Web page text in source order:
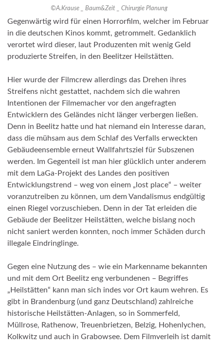
©A.Krause _ Baum&Zeit _ Chirurgie Planung
Gegenwärtig wird für einen Horrorfilm, welcher im Februar
in die deutschen Kinos kommt, getrommelt. Gedanklich
verortet wird dieser, laut Produzenten mit wenig Geld
produzierte Streifen, in den Beelitzer Heilstätten.
Hier wurde der Filmcrew allerdings das Drehen ihres
Streifens nicht gestattet, nachdem sich die wahren
Intentionen der Filmemacher vor den angefragten
Entwicklern des Geländes nicht länger verbergen ließen.
Denn in Beelitz hatte und hat niemand ein Interesse daran,
dass die mühsam aus dem Schlaf des Verfalls erweckten
Gebäudeensemble erneut Wallfahrtsziel für Subszenen
werden. Im Gegenteil ist man hier glücklich unter anderem
mit dem LaGa-Projekt des Landes den positiven
Entwicklungstrend – weg von einem „lost place“ – weiter
voranzutreiben zu können, um dem Vandalismus endgültig
einen Riegel vorzuschieben. Denn in der Tat erleiden die
Gebäude der Beelitzer Heilstätten, welche bislang noch
nicht saniert werden konnten, noch immer Schäden durch
illegale Eindringlinge.
Gegen eine Nutzung des – wie ein Markenname bekannten
und mit dem Ort Beelitz eng verbundenen – Begriffes
„Heilstätten“ kann man sich indes vor Ort kaum wehren. Es
gibt in Brandenburg (und ganz Deutschland) zahlreiche
historische Heilstätten-Anlagen, so in Sommerfeld,
Müllrose, Rathenow, Treuenbrietzen, Belzig, Hohenlychen,
Kolkwitz und auch in Grabowsee. Dem Filmverleih ist damit